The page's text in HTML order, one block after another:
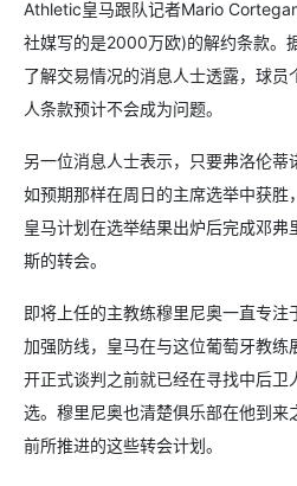
Athletic皇马跟队记者Mario
社媒写的是2000万欧)的解约条款。
了解交易情况的消息人士透露，球员
人条款预计不会成为问题。
另一位消息人士表示，只要弗洛伦蒂
如预期那样在周日的主席选举中获胜，
皇马计划在选举结果出炉后完成邓弗
斯的转会。
即将上任的主教练穆里尼奥一直专注
加强防线，皇马在与这位葡萄牙教练
开正式谈判之前就已经在寻找中后卫
选。穆里尼奥也清楚俱乐部在他到来
前所推进的这些转会计划。